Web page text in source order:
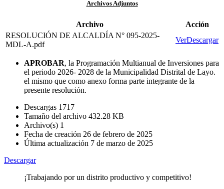
Archivos Adjuntos
Archivo
Acción
RESOLUCIÓN DE ALCALDÍA N° 095-2025-
MDL-A.pdf
VerDescargar
APROBAR, la Programación Multianual de Inversiones para
el periodo 2026- 2028 de la Municipalidad Distrital de Layo.
el mismo que como anexo forma parte integrante de la
presente resolución.
Descargas 1717
Tamaño del archivo 432.28 KB
Archivo(s) 1
Fecha de creación 26 de febrero de 2025
Última actualización 7 de marzo de 2025
Descargar
¡Trabajando por un distrito productivo y competitivo!